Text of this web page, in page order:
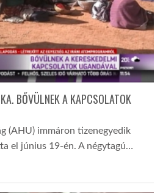
BŐVÜLNEK A KAPCSOLATOK
(AHU) immáron tizenegyedik
el június 19-én. A négytagú…